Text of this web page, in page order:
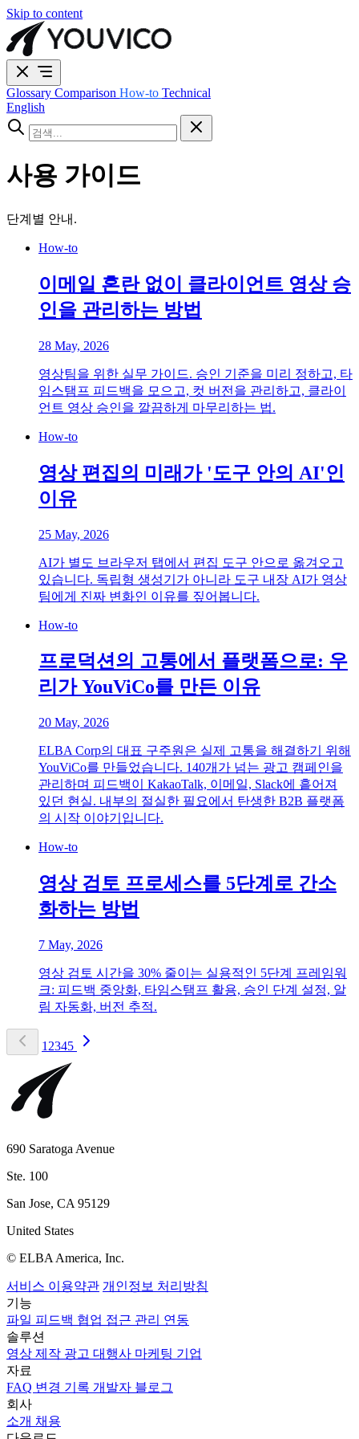
Skip to content
Glossary Comparison How-to Technical
English
사용 가이드
단계별 안내.
How-to
이메일 혼란 없이 클라이언트 영상 승
인을 관리하는 방법
28 May, 2026
영상팀을 위한 실무 가이드. 승인 기준을 미리 정하고, 타
임스탬프 피드백을 모으고, 컷 버전을 관리하고, 클라이
언트 영상 승인을 깔끔하게 마무리하는 법.
How-to
영상 편집의 미래가 '도구 안의 AI'인
이유
25 May, 2026
AI가 별도 브라우저 탭에서 편집 도구 안으로 옮겨오고
있습니다. 독립형 생성기가 아니라 도구 내장 AI가 영상
팀에게 진짜 변화인 이유를 짚어봅니다.
How-to
프로덕션의 고통에서 플랫폼으로: 우
리가 YouViCo를 만든 이유
20 May, 2026
ELBA Corp의 대표 구주원은 실제 고통을 해결하기 위해
YouViCo를 만들었습니다. 140개가 넘는 광고 캠페인을
관리하며 피드백이 KakaoTalk, 이메일, Slack에 흩어져
있던 현실. 내부의 절실한 필요에서 탄생한 B2B 플랫폼
의 시작 이야기입니다.
How-to
영상 검토 프로세스를 5단계로 간소
화하는 방법
7 May, 2026
영상 검토 시간을 30% 줄이는 실용적인 5단계 프레임워
크: 피드백 중앙화, 타임스탬프 활용, 승인 단계 설정, 알
림 자동화, 버전 추적.
1 2345
690 Saratoga Avenue
Ste. 100
San Jose, CA 95129
United States
© ELBA America, Inc.
서비스 이용약관 개인정보 처리방침
기능
파일 피드백 협업 접근 관리 연동
솔루션
영상 제작 광고 대행사 마케팅 기업
자료
FAQ 변경 기록 개발자 블로그
회사
소개 채용